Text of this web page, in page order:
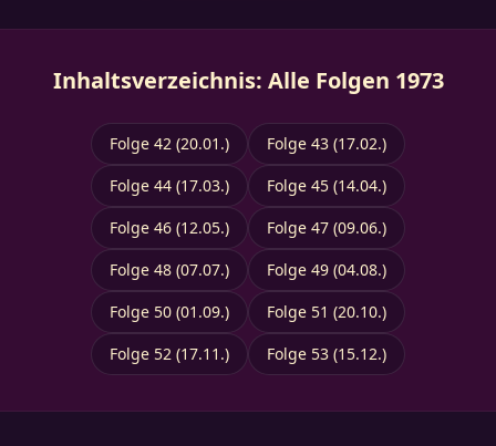
Inhaltsverzeichnis: Alle Folgen 1973
Folge 42 (20.01.)
Folge 43 (17.02.)
Folge 44 (17.03.)
Folge 45 (14.04.)
Folge 46 (12.05.)
Folge 47 (09.06.)
Folge 48 (07.07.)
Folge 49 (04.08.)
Folge 50 (01.09.)
Folge 51 (20.10.)
Folge 52 (17.11.)
Folge 53 (15.12.)